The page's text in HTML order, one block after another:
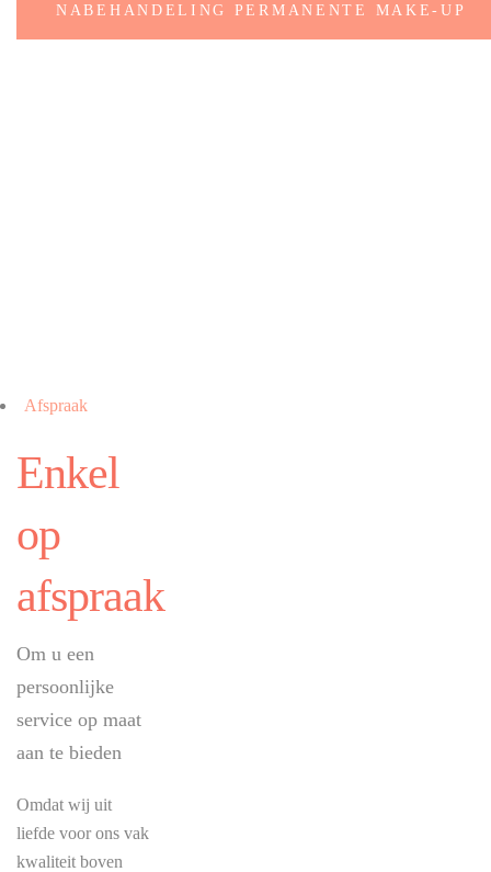
NABEHANDELING PERMANENTE MAKE-UP
Afspraak
Enkel
op
afspraak
Om u een
persoonlijke
service op maat
aan te bieden
Omdat wij uit
liefde voor ons vak
kwaliteit boven